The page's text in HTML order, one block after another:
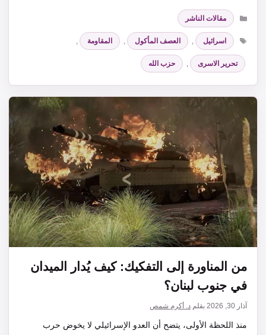
التصنيفات
مقالات الناشر
الوسوم
اسرائيل , العصف المأكول , المقاومة ,
تحرير الاسرى , حزب الله
من المناورة إلى التفكيك: كيف يُدار الميدان
في جنوب لبنان؟
آذار 30, 2026 بقلم د. أكرم شمص
منذ اللحظة الأولى، يتضح أن العدو الإسرائيلي لا يخوض حرب